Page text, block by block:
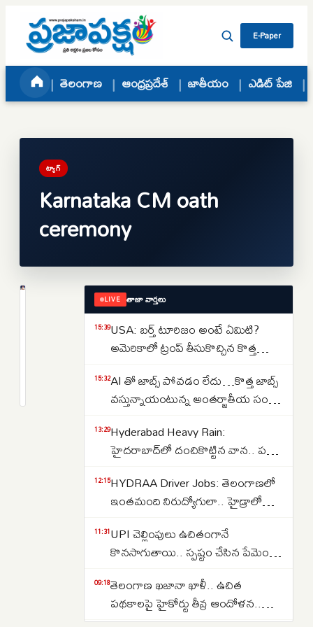
Skip to content
E-Paper
తెలంగాణ ఆంధ్రప్రదేశ్ జాతీయం ఎడిట్ పేజి
ట్యాగ్
Karnataka CM oath
ceremony
LIVE తాజా వార్తలు
15:39USA: బర్త్ టూరిజం అంటే ఏమిటి?
అమెరికాలో ట్రంప్ తీసుకొచ్చిన కొత్త
15:32AI తో జాబ్స్ పోవడం లేదు…కొత్త జాబ్స్
వస్తున్నాయంటున్న అంతర్జాతీయ సంస్థ
13:29Hyderabad Heavy Rain:
హైదరాబాద్‌లో దంచికొట్టిన వాన.. పలు
అత్యవసరమైతే తప్ప ఇళ్ల నుంచి
బయటకు రావొద్దని సూచన..
12:15HYDRAA Driver Jobs: తెలంగాణలో
ఇంతమంది నిరుద్యోగులా.. హైడ్రాలో
వేలాది మంది..
11:31UPI చెల్లింపులు ఉచితంగానే
కొనసాగుతాయి.. స్పష్టం చేసిన పేమెంట్
09:18తెలంగాణ ఖజానా ఖాళీ.. ఉచిత
పథకాలపై హైకోర్టు తీవ్ర ఆందోళన..
కోటీశ్వరులకు రైతుబంధు ఇవ్వడంపై